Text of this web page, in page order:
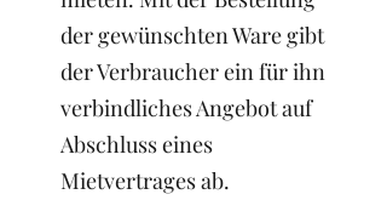
der gewünschten Ware gibt
der Verbraucher ein für ihn
verbindliches Angebot auf
Abschluss eines
Mietvertrages ab.